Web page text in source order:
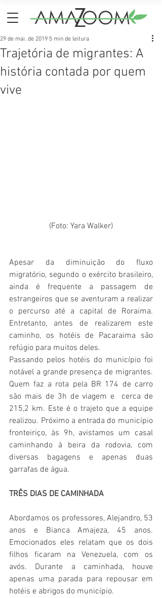
Trajetória de migrantes: A
história contada por quem
vive
29 de mai. de 2019 5 min de leitura
(Foto: Yara Walker)
Apesar da diminuição do fluxo
migratório, segundo o exército brasileiro,
ainda é frequente a passagem de
estrangeiros que se aventuram a realizar
o percurso até a capital de Roraima.
Entretanto, antes de realizarem este
caminho, os hotéis de Pacaraima são
refúgio para muitos deles.
Passando pelos hotéis do município foi
notável a grande presença de migrantes.
Quem faz a rota pela BR 174 de carro
são mais de 3h de viagem e  cerca de
215,2 km. Este é o trajeto que a equipe
realizou. Próximo a entrada do município
fronteiriço, às 9h, avistamos um casal
caminhando à beira da rodovia, com
diversas bagagens e apenas duas
garrafas de água.
TRÊS DIAS DE CAMINHADA
Abordamos os professores, Alejandro, 53
anos e Bianca Amajeza, 45 anos.
Emocionados eles relatam que os dois
filhos ficaram na Venezuela, com os
avós. Durante a caminhada, houve
apenas uma parada para repousar em
hotéis e abrigos do município.